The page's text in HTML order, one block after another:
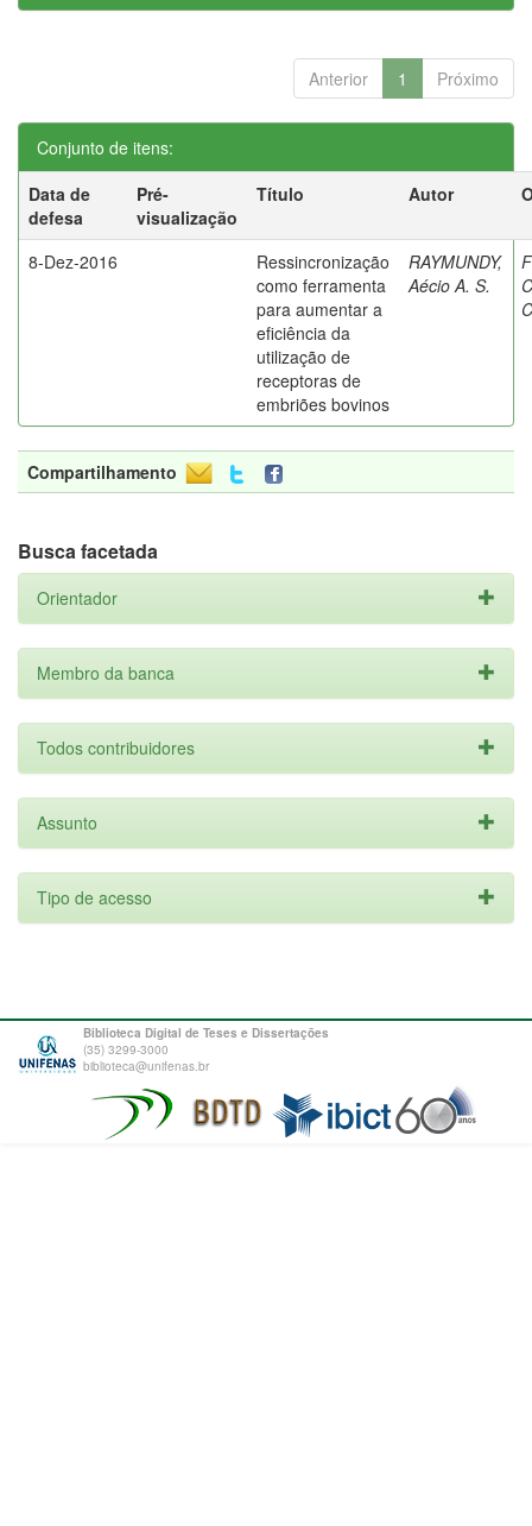
Anterior 1 Próximo
Conjunto de itens:
Data de
defesa
Pré-
visualização
Título Autor
8-Dez-2016
Ressincronização
como ferramenta
para aumentar a
eficiência da
utilização de
receptoras de
embriões bovinos
RAYMUNDY,
Aécio A. S.
Compartilhamento
Busca facetada
Orientador
Membro da banca
Todos contribuidores
Assunto
Tipo de acesso
Biblioteca Digital de Teses e Dissertações
(35) 3299-3000
biblioteca@unifenas.br